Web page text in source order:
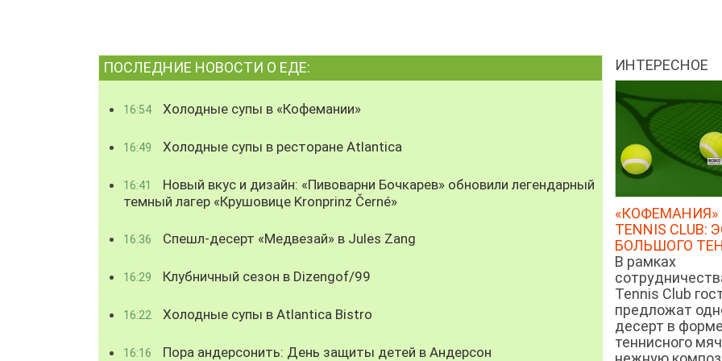
ПОСЛЕДНИЕ НОВОСТИ О ЕДЕ:
16:54 Холодные супы в «Кофемании»
16:49 Холодные супы в ресторане Atlantica
16:41
Новый вкус и дизайн: «Пивоварни Бочкарев» обновили легендарный
темный лагер «Крушовице Kronprinz Černé»
16:36 Спешл-десерт «Медвезай» в Jules Zang
16:29 Клубничный сезон в Dizengof/99
16:22 Холодные супы в Atlantica Bistro
16:16 Пора андерсонить: День защиты детей в Андерсон
ИНТЕРЕСНОЕ
«КОФЕМАНИЯ»
TENNIS CLUB:
БОЛЬШОГО
В рамках
Tennis Club
предложат
десерт в форме
теннисного